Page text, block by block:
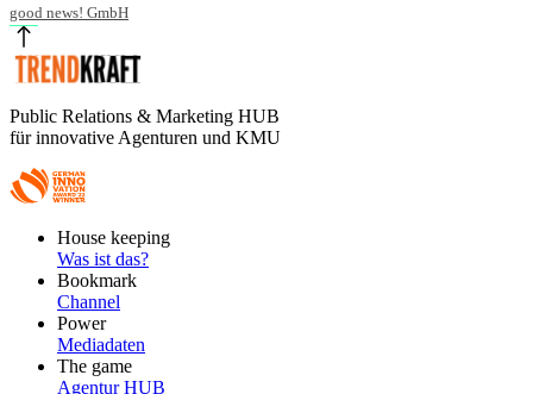
good news! GmbH
Public Relations & Marketing HUB
für innovative Agenturen und KMU
FooterHouse keeping
Was ist das?
Bookmark
Channel
Power
Mediadaten
The game
Agentur HUB